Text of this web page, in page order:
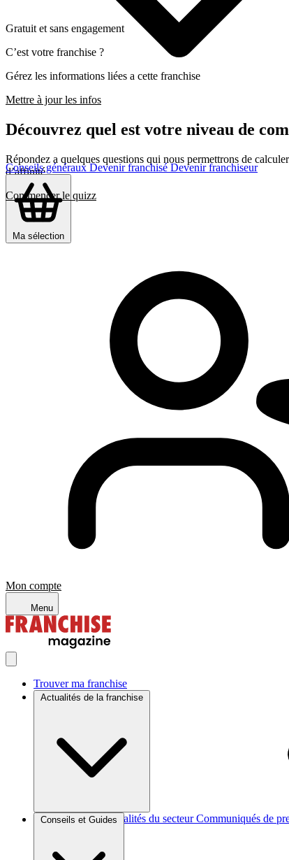
Conseils généraux Devenir franchisé Devenir franchiseur
Ma sélection
Mon compte
Menu
Trouver ma franchise
Actualités de la franchise
Brèves et actus Actualités du secteur Communiqués de
Conseils et Guides
Gratuit et sans engagement
C’est votre franchise ?
Gérez les informations liées a cette franchise
Mettre à jour les infos
Découvrez quel est votre niveau de
Répondez a quelques questions qui nous permettrons de
d’affinité
Commencer le quizz